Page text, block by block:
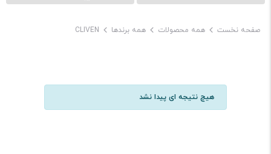
صفحه نخست همه محصولات همه برندها CLIVEN
هیچ نتیجه ای پیدا نشد